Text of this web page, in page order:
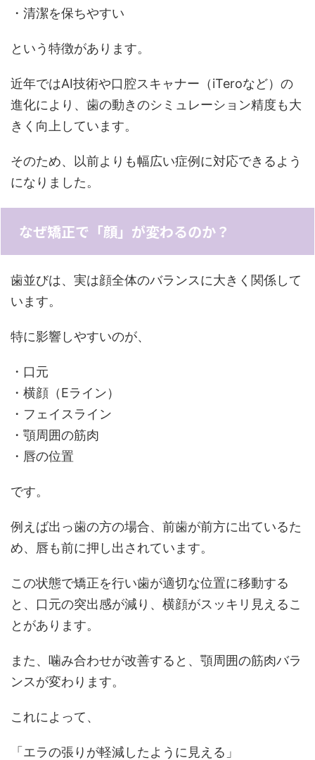
・清潔を保ちやすい
という特徴があります。
近年ではAI技術や口腔スキャナー（iTeroなど）の
進化により、歯の動きのシミュレーション精度も大
きく向上しています。
そのため、以前よりも幅広い症例に対応できるよう
になりました。
なぜ矯正で「顔」が変わるのか？
歯並びは、実は顔全体のバランスに大きく関係して
います。
特に影響しやすいのが、
・口元
・横顔（Eライン）
・フェイスライン
・顎周囲の筋肉
・唇の位置
です。
例えば出っ歯の方の場合、前歯が前方に出ているた
め、唇も前に押し出されています。
この状態で矯正を行い歯が適切な位置に移動する
と、口元の突出感が減り、横顔がスッキリ見えるこ
とがあります。
また、噛み合わせが改善すると、顎周囲の筋肉バラ
ンスが変わります。
これによって、
「エラの張りが軽減したように見える」